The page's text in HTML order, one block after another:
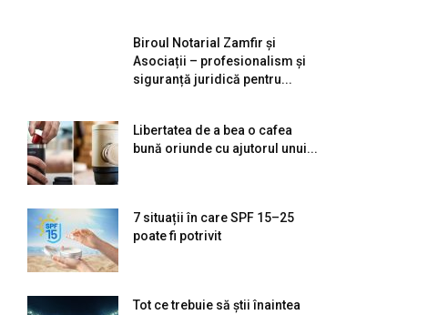
Biroul Notarial Zamfir și
Asociații – profesionalism și
siguranță juridică pentru...
Libertatea de a bea o cafea
bună oriunde cu ajutorul unui...
7 situații în care SPF 15–25
poate fi potrivit
Tot ce trebuie să știi înaintea